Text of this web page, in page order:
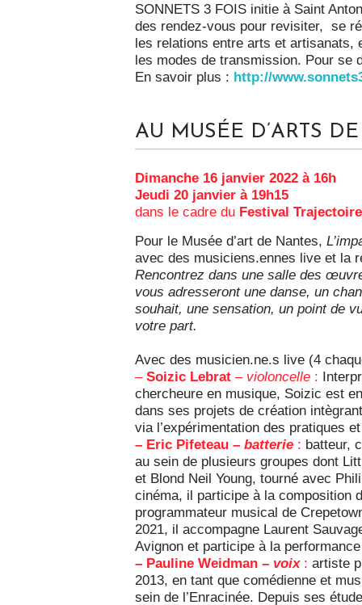
SONNETS 3 FOIS initie à Saint
des rendez-vous pour revisiter, se
les relations entre arts et artisanats,
les modes de transmission. Pour se
En savoir plus : http://
AU MUSÉE D’ARTS
Dimanche 16 janvier 2022 à 16h
Jeudi 20 janvier à 19h15
dans le cadre du Festival
Pour le Musée d’art de Nantes,
avec des musiciens.ennes live et la
Rencontrez dans une salle des
vous adresseront une danse, un
souhait, une sensation, un point de
votre part.
Avec des musicien.ne.s live (4
– Soizic Lebrat – violoncelle :
chercheure en musique, Soizic est
dans ses projets de création
via l’expérimentation des pratiques
– Eric Pifeteau – batterie : batteur,
au sein de plusieurs groupes dont
et Blond Neil Young, tourné avec
cinéma, il participe à la composition
programmateur musical de
2021, il accompagne Laurent
Avignon et participe à la
– Pauline Weidman – voix : artiste
2013, en tant que comédienne et
sein de l’Enracinée. Depuis ses